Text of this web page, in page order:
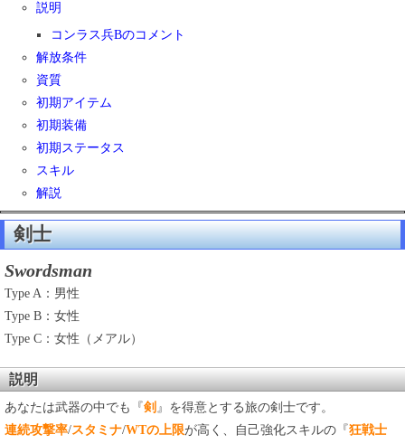
説明
コンラス兵Bのコメント
解放条件
資質
初期アイテム
初期装備
初期ステータス
スキル
解説
剣士
Swordsman
Type A：男性
Type B：女性
Type C：女性（メアル）
説明
あなたは武器の中でも『剣 』を得意とする旅の剣士です。
連続攻撃率/スタミナ/WTの上限が高く、自己強化スキルの『狂戦士